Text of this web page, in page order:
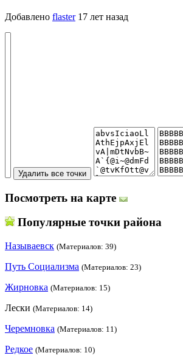
Добавлено flaster17 лет назад
Посмотреть на карте
Популярные точки района
Называевск (Материалов: 39)
Путь Социализма (Материалов: 23)
Жирновка (Материалов: 15)
Лески (Материалов: 14)
Черемновка (Материалов: 11)
Редкое (Материалов: 10)